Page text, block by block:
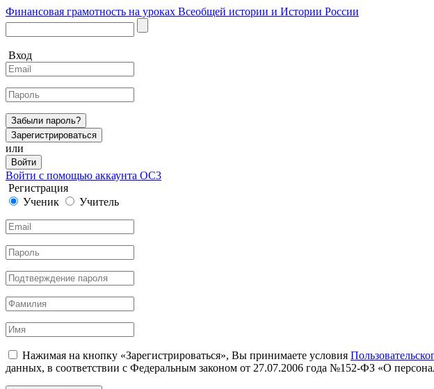
Финансовая грамотность на уроках Всеобщей истории и Истории России
Вход
Забыли пароль?
Зарегистрироваться
или
Войти
Войти с помощью аккаунта ОС3
Регистрация
Ученик
Учитель
Нажимая на кнопку «Зарегистрироваться», Вы принимаете условия
данных, в соответствии с Федеральным законом от 27.07.2006 года №152-ФЗ «О